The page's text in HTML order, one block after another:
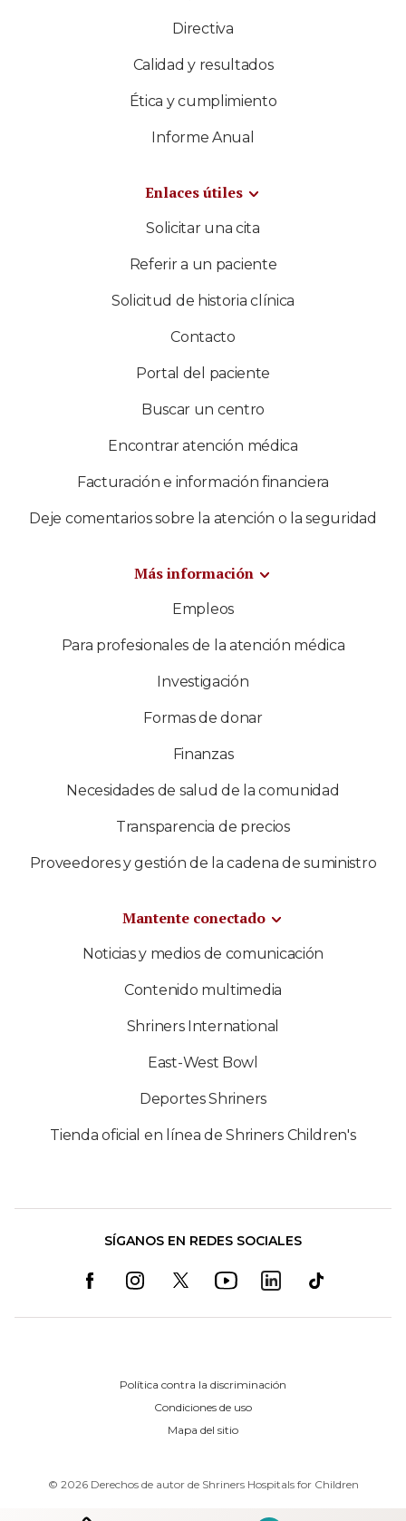
Directiva
Calidad y resultados
Ética y cumplimiento
Informe Anual
Enlaces útiles
Solicitar una cita
Referir a un paciente
Solicitud de historia clínica
Contacto
Portal del paciente
Buscar un centro
Encontrar atención médica
Facturación e información financiera
Deje comentarios sobre la atención o la seguridad
Más información
Empleos
Para profesionales de la atención médica
Investigación
Formas de donar
Finanzas
Necesidades de salud de la comunidad
Transparencia de precios
Proveedores y gestión de la cadena de suministro
Mantente conectado
Noticias y medios de comunicación
Contenido multimedia
Shriners International
East-West Bowl
Deportes Shriners
Tienda oficial en línea de Shriners Children's
SÍGANOS EN REDES SOCIALES
Política contra la discriminación
Condiciones de uso
Mapa del sitio
© 2026 Derechos de autor de Shriners Hospitals for Children